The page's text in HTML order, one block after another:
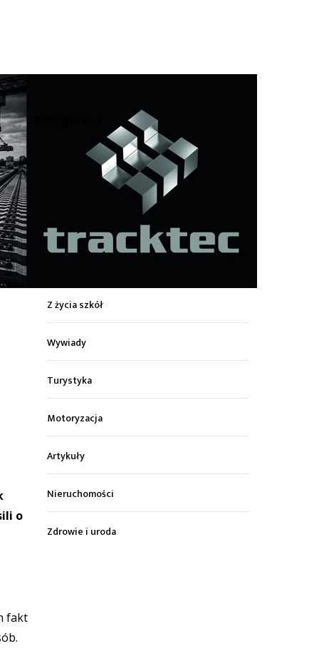
o
fakt
Z życia miasta
Kultura
Z życia szkół
Wywiady
Turystyka
Motoryzacja
Artykuły
Nieruchomości
Zdrowie i uroda